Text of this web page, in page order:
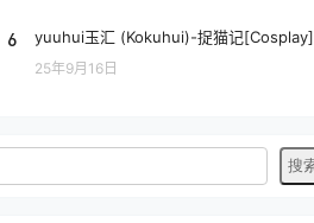
6 yuuhui玉汇 (Kokuhui)-捉猫记[Cosplay]
25年9月16日